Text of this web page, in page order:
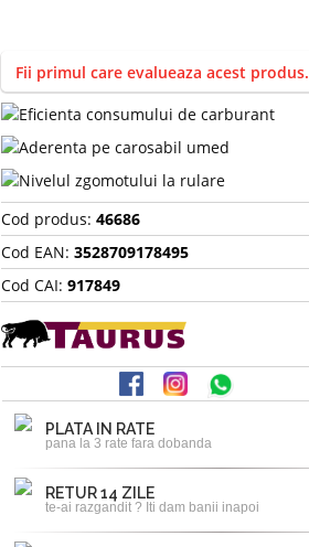
Fii primul care evalueaza acest produs.
Cod produs:46686
Cod EAN:3528709178495
Cod CAI:917849
PLATA IN RATE
pana la 3 rate fara dobanda
RETUR 14 ZILE
te-ai razgandit ? Iti dam banii inapoi